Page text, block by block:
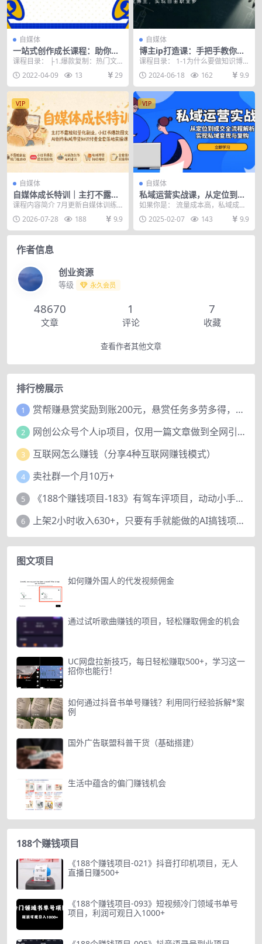
自媒体
一站式创作成长课程：助你做
出源源不断的爆款
课程目录： ├1.爆款复制：热门文
案内容课 1、内容课序言.mp4 2、
热门的前...
2022-04-09 13 29
自媒体
博主ip打造课：手把手教你从
小白变成赚钱的创业博主，实
现自由职业梦
课程目录： 1-1为什么要做知识博
主赚钱？1.mp4 2-2抖音账号策划、
个人精...
2024-06-18 162 9.9
VIP
自媒体
自媒体成长特训｜主打不露脸
轻量化副业，小红书爆款图文
落地实操课
课程内容简介 7月更新自媒体训练
营主打不露脸、低时间投入做线上
副业，完整覆盖账号...
2026-07-28 188 9.9
VIP
自媒体
私域运营实战课，从定位到成
交全流程解析，实现私域变现
如果你是： 流量成本高，私域成交
转化低 的公司/企业主 有优质项
目，但不知 如何...
2025-02-07 143 9.9
作者信息
创业资源
等级 永久会员
48670
文章
1
评论
7
收藏
查看作者其他文章
排行榜展示
1 赏帮赚悬赏奖励到账200元，悬赏任务多劳多得，人人可做。
2 网创公众号个人ip项目，仅用一篇文章做到全网引流！
3 互联网怎么赚钱（分享4种互联网赚钱模式）
4 卖社群一个月10万+
5 《188个赚钱项目-183》有驾车评项目，动动小手，复制粘贴赚44元！
6 上架2小时收入630+，只要有手就能做的AI搞钱项目，奶奶看完都能学会!
图文项目
如何赚外国人的代发视频佣金
通过试听歌曲赚钱的项目，轻松赚取佣金的机会
UC网盘拉新技巧，每日轻松赚取500+，学习这一
招你也能行！
如何通过抖音书单号赚钱？利用同行经验拆解*案
例
国外广告联盟科普干货（基础搭建）
生活中蕴含的偏门赚钱机会
188个赚钱项目
《188个赚钱项目-021》抖音打印机项目，无人
直播日赚500+
《188个赚钱项目-093》短视频冷门领域书单号
项目，利润可观日入1000+